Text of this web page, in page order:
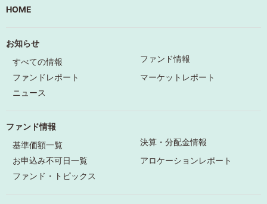
HOME
お知らせ
すべての情報
ファンド情報
ファンドレポート
マーケットレポート
ニュース
ファンド情報
基準価額一覧
決算・分配金情報
お申込み不可日一覧
アロケーションレポート
ファンド・トピックス